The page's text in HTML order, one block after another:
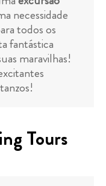
necessidade
todos os
fantástica
maravilhas!
Tours